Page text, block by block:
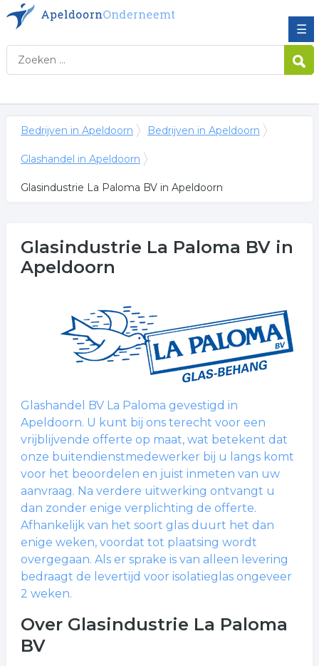
☰
Bedrijven in Apeldoorn Bedrijven in Apeldoorn
Glashandel in Apeldoorn
Glasindustrie La Paloma BV in Apeldoorn
Glasindustrie La Paloma BVin
Apeldoorn
Glashandel BV La Paloma gevestigd in
Apeldoorn. U kunt bij ons terecht voor een
vrijblijvende offerte op maat, wat betekent dat
onze buitendienstmedewerker bij u langs komt
voor het beoordelen en juist inmeten van uw
aanvraag. Na verdere uitwerking ontvangt u
dan zonder enige verplichting de offerte.
Afhankelijk van het soort glas duurt het dan
enige weken, voordat tot plaatsing wordt
overgegaan. Als er sprake is van alleen levering
bedraagt de levertijd voor isolatieglas ongeveer
2 weken.
Over Glasindustrie La Paloma
BV